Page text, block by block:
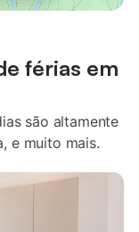
férias em
são altamente
e muito mais.